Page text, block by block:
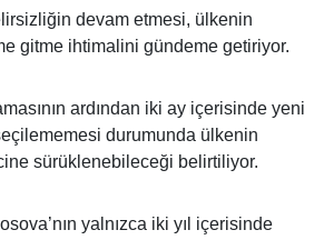
devam etmesi, ülkenin
gitme ihtimalini gündeme getiriyor.
ardından iki ay içerisinde yeni
durumunda ülkenin
sürüklenebileceği belirtiliyor.
yalnızca iki yıl içerisinde